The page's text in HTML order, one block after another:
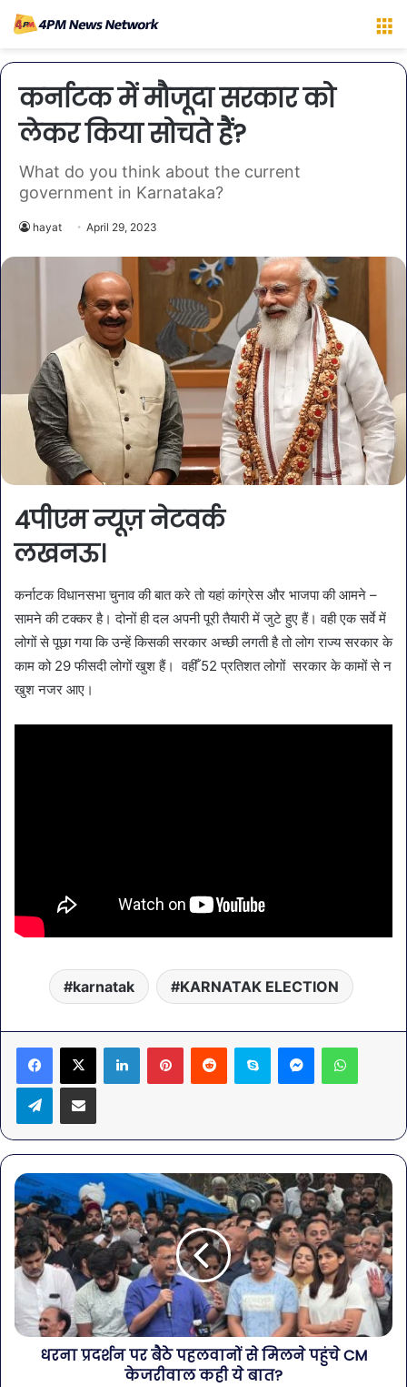
कर्नाटक में मौजूदा सरकार को
लेकर किया सोचते हैं?
What do you think about the current
government in Karnataka?
hayat April 29, 2023
4पीएम न्यूज़ नेटवर्क
लखनऊ।
कर्नाटक विधानसभा चुनाव की बात करे तो यहां कांग्रेस और भाजपा की आमने –
सामने की टक्कर है। दोनों ही दल अपनी पूरी तैयारी में जुटे हुए हैं। वही एक सर्वे में
लोगों से पूछा गया कि उन्हें किसकी सरकार अच्छी लगती है तो लोग राज्य सरकार के
काम को 29 फीसदी लोगों खुश हैं। वहीँ 52 प्रतिशत लोगों सरकार के कामों से न
खुश नजर आए।
karnatak KARNATAK ELECTION
LinkedInPinterestReddit Skype Messenger
TelegramShare via Email
धरना प्रदर्शन पर बैठे पहलवानों से मिलने पहुंचे CM
केजरीवाल कही ये बात?